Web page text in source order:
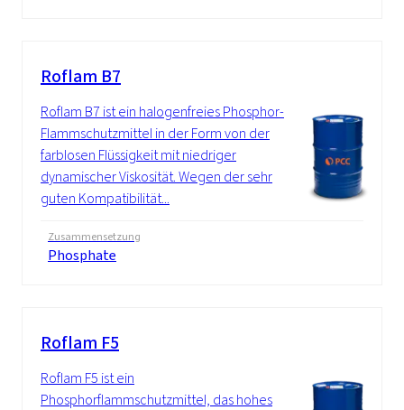
Roflam B7
Roflam B7 ist ein halogenfreies Phosphor-
Flammschutzmittel in der Form von der
farblosen Flüssigkeit mit niedriger
dynamischer Viskosität. Wegen der sehr
guten Kompatibilität...
Zusammensetzung
Phosphate
Roflam F5
Roflam F5 ist ein
Phosphorflammschutzmittel, das hohes